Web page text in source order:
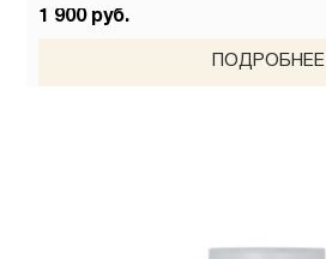
1 900 руб.
ПОДРОБНЕЕ